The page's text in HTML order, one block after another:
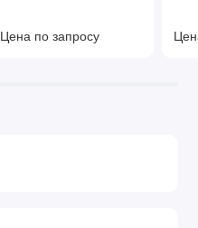
Цена по запросу